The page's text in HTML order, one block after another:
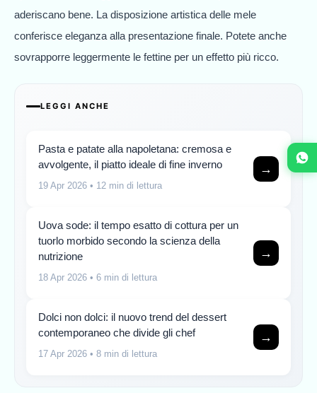
aderiscano bene. La disposizione artistica delle mele
conferisce eleganza alla presentazione finale. Potete anche
sovrapporre leggermente le fettine per un effetto più ricco.
LEGGI ANCHE
Pasta e patate alla napoletana: cremosa e
avvolgente, il piatto ideale di fine inverno
19 Apr 2026 • 12 min di lettura
→
Uova sode: il tempo esatto di cottura per un
tuorlo morbido secondo la scienza della
nutrizione
18 Apr 2026 • 6 min di lettura
→
Dolci non dolci: il nuovo trend del dessert
contemporaneo che divide gli chef
17 Apr 2026 • 8 min di lettura
→